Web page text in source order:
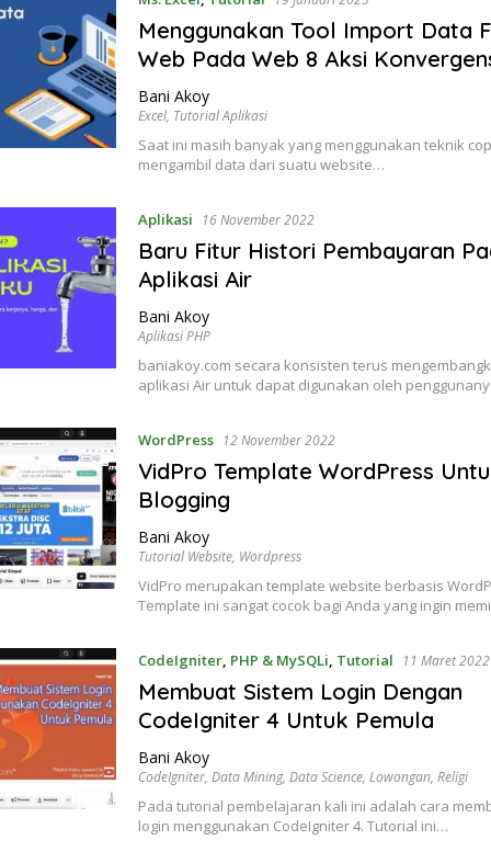
Menggunakan Tool Import Data
Web Pada Web 8 Aksi
Bani Akoy
Excel, Tutorial Aplikasi
Saat ini masih banyak yang menggunakan teknik
mengambil data dari suatu website…
Aplikasi 16 November 2022
Baru Fitur Histori Pembayaran
Aplikasi Air
Bani Akoy
Aplikasi PHP
baniakoy.com secara konsisten terus
aplikasi Air untuk dapat digunakan oleh
WordPress 12 November 2022
VidPro Template WordPress
Blogging
Bani Akoy
Tutorial Website, Wordpress
VidPro merupakan template website berbasis
Template ini sangat cocok bagi Anda yang ingin
CodeIgniter, PHP & MySQLi, Tutorial 11 Maret 2022
Membuat Sistem Login Dengan
CodeIgniter 4 Untuk Pemula
Bani Akoy
CodeIgniter,Data Mining,Data Science,Lowongan,Religi
Pada tutorial pembelajaran kali ini adalah cara
login menggunakan CodeIgniter 4. Tutorial ini…